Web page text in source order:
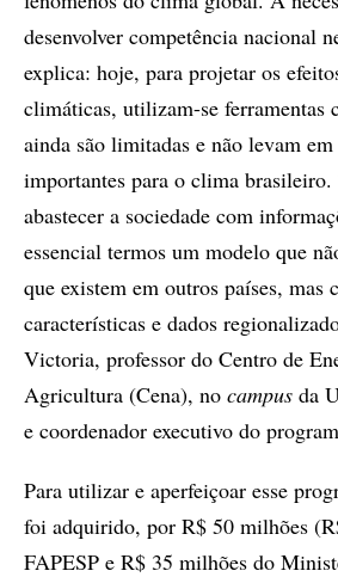
desenvolver competência nacional
explica: hoje, para projetar os
climáticas, utilizam-se ferramentas
ainda são limitadas e não levam
importantes para o clima brasileiro.
abastecer a sociedade com
essencial termos um modelo que
que existem em outros países, mas
características e dados
Victoria, professor do Centro de
Agricultura (Cena), no campus da
e coordenador executivo do
Para utilizar e aperfeiçoar esse
foi adquirido, por R$ 50 milhões
FAPESP e R$ 35 milhões do